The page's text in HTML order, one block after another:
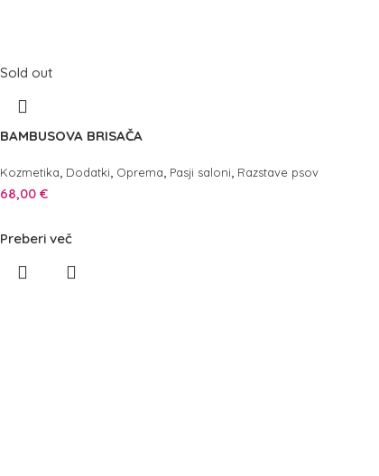
Sold out
BAMBUSOVA BRISAČA
Kozmetika, Dodatki, Oprema, Pasji saloni, Razstave psov
68,00 €
Preberi več